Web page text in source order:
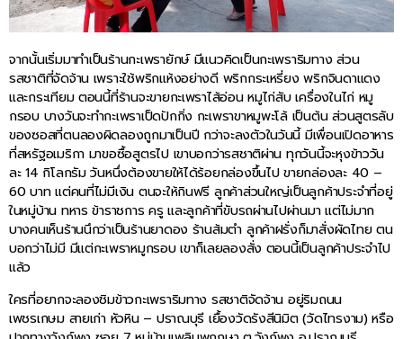
จากนั้นเริ่มมาทำเป็นร้านกะเพรายักษ์ มีแนวคิดเป็นกะเพราริมทาง ส่วน
รสชาติที่จัดจ้าน เพราะใช้พริกแห้งอย่างดี พริกกระเหรี่ยง พริกจินดาแดง
และกระเทียม ตอนนี้ที่ร้านจะขายกะเพราไส้อ่อน หมูไก่สับ เครื่องในไก่ หมู
กรอบ บางวันจะทำกะเพราเป็ดปักกิ่ง กะเพราขาหมูพะโล้ เป็นต้น ส่วนสูตรลับ
ของซอสที่ตนลองผิดลองถูกมาเป็นปี กว่าจะลงตัวในวันนี้ มีเพื่อนเปิดอาหาร
ที่สหรัฐอเมริกา มาขอซื้อสูตรไป เขาบอกว่ารสชาติผ่าน ทุกวันนี้จะหุงข้าววัน
ละ 14 กิโลกรัม วันหนึ่งต้องขายให้ได้ร้อยกล่องขึ้นไป ขายกล่องละ 40 –
60 บาท แต่คนที่ไม่มีเงิน ตนจะให้กินฟรี ลูกค้าส่วนใหญ่เป็นลูกค้าประจำที่อยู่
ในหมู่บ้าน ทหาร ข้าราชการ ครู และลูกค้าที่ขับรถผ่านไปผ่านมา แต่ไม่มาก
บางคนเห็นร้านนึกว่าเป็นร้านยาดอง ร้านส้มตำ ลูกค้าฝรั่งก็มาสั่งผัดไทย ตน
บอกว่าไม่มี มีแต่กะเพราหมูกรอบ เขาก็เลยลองสั่ง ตอนนี้เป็นลูกค้าประจำไป
แล้ว
ใครที่อยากจะลองชิมข้าวกะเพราริมทาง รสชาติจัดจ้าน อยู่ริมถนน
เพชรเกษม สายเก่า หัวหิน – ปราณบุรี เยื้องวัดรังสีนิมิต (วัดไทรงาม) หรือ